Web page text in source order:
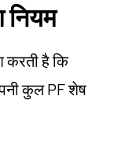
नियम
करती है कि
कुल PF शेष